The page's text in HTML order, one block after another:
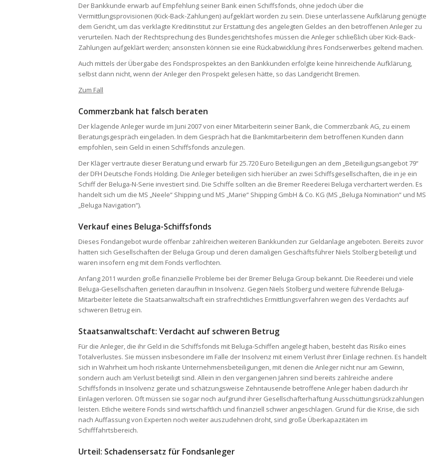
Der Bankkunde erwarb auf Empfehlung seiner Bank einen Schiffsfonds, ohne jedoch über die
Vermittlungsprovisionen (Kick-Back-Zahlungen) aufgeklärt worden zu sein. Diese unterlassene Aufklärung genügte
dem Gericht, um das verklagte Kreditinstitut zur Erstattung des angelegten Geldes an den betroffenen Anleger zu
verurteilen. Nach der Rechtsprechung des Bundesgerichtshofes müssen die Anleger schließlich über Kick-Back-
Zahlungen aufgeklärt werden; ansonsten können sie eine Rückabwicklung ihres Fondserwerbes geltend machen.
Auch mittels der Übergabe des Fondsprospektes an den Bankkunden erfolgte keine hinreichende Aufklärung,
selbst dann nicht, wenn der Anleger den Prospekt gelesen hätte, so das Landgericht Bremen.
Zum Fall
Commerzbank hat falsch beraten
Der klagende Anleger wurde im Juni 2007 von einer Mitarbeiterin seiner Bank, die Commerzbank AG, zu einem
Beratungsgespräch eingeladen. In dem Gespräch hat die Bankmitarbeiterin dem betroffenen Kunden dann
empfohlen, sein Geld in einen Schiffsfonds anzulegen.
Der Kläger vertraute dieser Beratung und erwarb für 25.720 Euro Beteiligungen an dem „Beteiligungsangebot 79“
der DFH Deutsche Fonds Holding. Die Anleger beteiligen sich hierüber an zwei Schiffsgesellschaften, die in je ein
Schiff der Beluga-N-Serie investiert sind. Die Schiffe sollten an die Bremer Reederei Beluga verchartert werden. Es
handelt sich um die MS „Neele“ Shipping und MS „Marie“ Shipping GmbH & Co. KG (MS „Beluga Nomination“ und MS
„Beluga Navigation“).
Verkauf eines Beluga-Schiffsfonds
Dieses Fondangebot wurde offenbar zahlreichen weiteren Bankkunden zur Geldanlage angeboten. Bereits zuvor
hatten sich Gesellschaften der Beluga Group und deren damaligen Geschäftsführer Niels Stolberg beteiligt und
waren insofern eng mit dem Fonds verflochten.
Anfang 2011 wurden große finanzielle Probleme bei der Bremer Beluga Group bekannt. Die Reederei und viele
Beluga-Gesellschaften gerieten daraufhin in Insolvenz. Gegen Niels Stolberg und weitere führende Beluga-
Mitarbeiter leitete die Staatsanwaltschaft ein strafrechtliches Ermittlungsverfahren wegen des Verdachts auf
schweren Betrug ein.
Staatsanwaltschaft: Verdacht auf schweren Betrug
Für die Anleger, die ihr Geld in die Schiffsfonds mit Beluga-Schiffen angelegt haben, besteht das Risiko eines
Totalverlustes. Sie müssen insbesondere im Falle der Insolvenz mit einem Verlust ihrer Einlage rechnen. Es handelt
sich in Wahrheit um hoch riskante Unternehmensbeteiligungen, mit denen die Anleger nicht nur am Gewinn,
sondern auch am Verlust beteiligt sind. Allein in den vergangenen Jahren sind bereits zahlreiche andere
Schiffsfonds in Insolvenz gerate und schätzungsweise Zehntausende betroffene Anleger haben dadurch ihr
Einlagen verloren. Oft müssen sie sogar noch aufgrund ihrer Gesellschafterhaftung Ausschüttungsrückzahlungen
leisten. Etliche weitere Fonds sind wirtschaftlich und finanziell schwer angeschlagen. Grund für die Krise, die sich
nach Auffassung von Experten noch weiter auszudehnen droht, sind große Überkapazitäten im
Schifffahrtsbereich.
Urteil: Schadensersatz für Fondsanleger